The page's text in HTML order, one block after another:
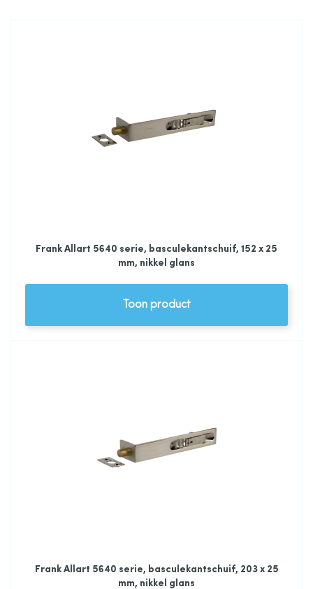
Frank Allart 5640 serie, basculekantschuif, 152 x 25
mm, nikkel glans
Toon product
Frank Allart 5640 serie, basculekantschuif, 203 x 25
mm, nikkel glans